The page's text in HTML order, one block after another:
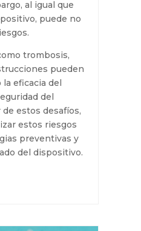
más frágiles,
un
En este
factible y
al igual que
puede
riesgos.
trombosis,
la
A pesar de